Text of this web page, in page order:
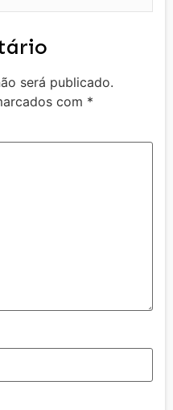
será publicado.
com *